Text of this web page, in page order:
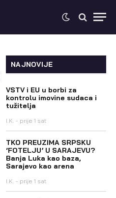
NAJNOVIJE
VSTV i EU u borbi za
kontrolu imovine sudaca i
tužitelja
I.K. prije 1 sat
TKO PREUZIMA SRPSKU
‘FOTELJU’ U SARAJEVU?
Banja Luka kao baza,
Sarajevo kao arena
I.K. prije 1 sat